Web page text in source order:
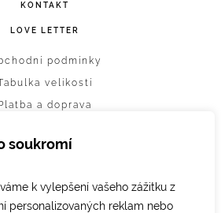
soukromí
k vylepšení vašeho zážitku z
personalizovaných reklam nebo
KONTAKT
LOVE LETTER
podmínky
velikostí
a doprava
osobních údajů